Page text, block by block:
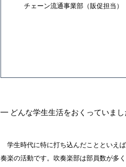
チェーン流通事業部（販促担当
━ どんな学生生活をおくっていまし
学生時代に特に打ち込んだことといえ
奏楽の活動です。吹奏楽部は部員数が多